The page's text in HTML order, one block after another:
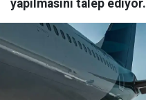
yapılmasını talep ediyor.